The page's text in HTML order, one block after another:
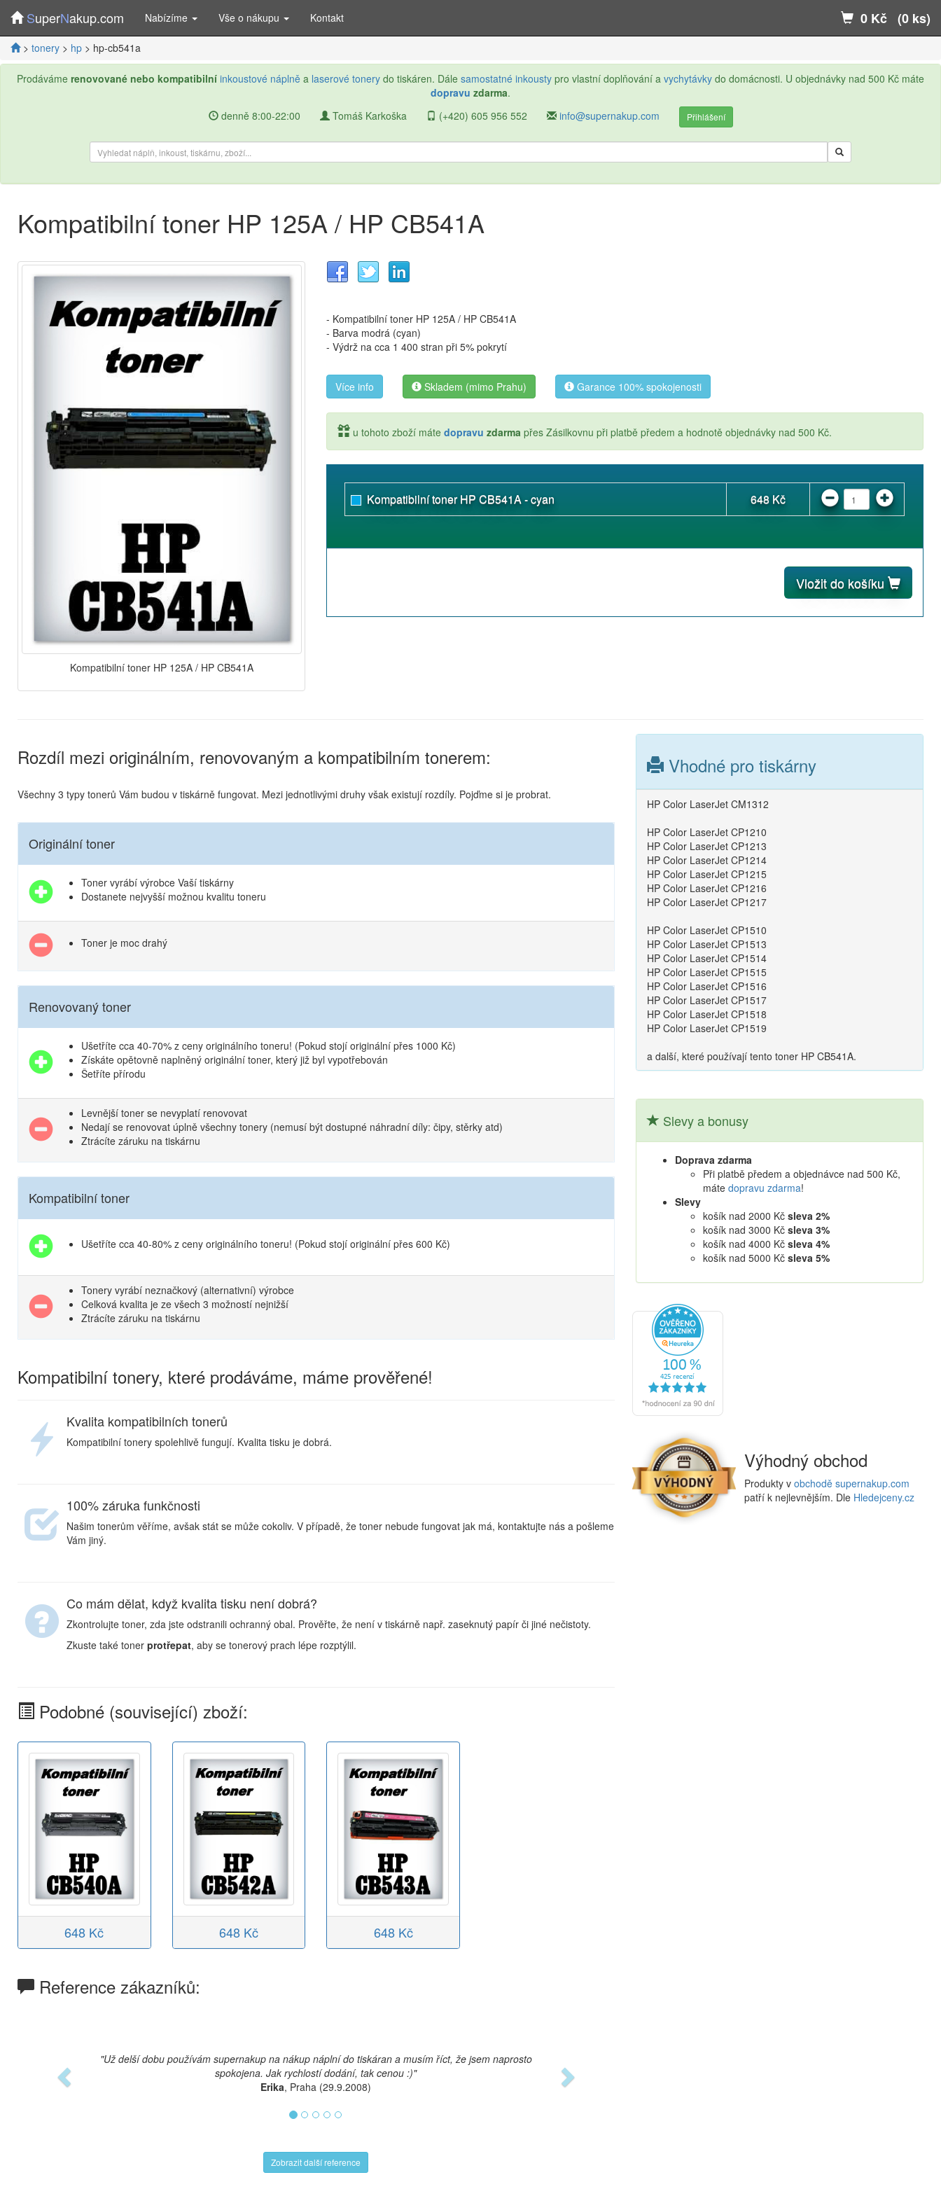
SuperNakup.com Nabízíme Vše o nákupu Kontakt 0 Kč (0 ks)
> tonery > hp > hp-cb541a
Prodáváme renovované nebo kompatibilní inkoustové náplně a laserové tonery do tiskáren. Dále samostatné inkousty pro vlastní doplňování a vychytávky do domácnosti. U objednávky nad 500 Kč máte
dopravu zdarma.
denně 8:00-22:00
Tomáš Karkoška (+420) 605 956 552 info@supernakup.com Přihlášení
Kompatibilní toner HP 125A / HP CB541A
Kompatibilní toner HP 125A / HP CB541A
- Kompatibilní toner HP 125A / HP CB541A
- Barva modrá (cyan)
- Výdrž na cca 1 400 stran při 5% pokrytí
Více info Skladem (mimo Prahu) Garance 100% spokojenosti
u tohoto zboží mátedopravu zdarma přes Zásilkovnu při platbě předem a hodnotě objednávky nad 500 Kč.
Kompatibilní toner HP CB541A - cyan 648 Kč
Vložit do košíku
Rozdíl mezi originálním, renovovaným a kompatibilním tonerem:
Všechny 3 typy tonerů Vám budou v tiskárně fungovat. Mezi jednotlivými druhy však existují rozdíly. Pojďme si je probrat.
Originální toner
Toner vyrábí výrobce Vaší tiskárny
Dostanete nejvyšší možnou kvalitu toneru
Toner je moc drahý
Renovovaný toner
Ušetříte cca 40-70% z ceny originálního toneru! (Pokud stojí originální přes 1000 Kč)
Získáte opětovně naplněný originální toner, který již byl vypotřebován
Šetříte přírodu
Levnější toner se nevyplatí renovovat
Nedají se renovovat úplně všechny tonery (nemusí být dostupné náhradní díly: čipy, stěrky atd)
Ztrácíte záruku na tiskárnu
Kompatibilní toner
Ušetříte cca 40-80% z ceny originálního toneru! (Pokud stojí originální přes 600 Kč)
Tonery vyrábí neznačkový (alternativní) výrobce
Celková kvalita je ze všech 3 možností nejnižší
Ztrácíte záruku na tiskárnu
Kompatibilní tonery, které prodáváme, máme prověřené!
Kvalita kompatibilních tonerů
Kompatibilní tonery spolehlivě fungují. Kvalita tisku je dobrá.
100% záruka funkčnosti
Našim tonerům věříme, avšak stát se může cokoliv. V případě, že toner nebude fungovat jak má, kontaktujte nás a pošleme
Vám jiný.
Co mám dělat, když kvalita tisku není dobrá?
Zkontrolujte toner, zda jste odstranili ochranný obal. Prověřte, že není v tiskárně např. zaseknutý papír či jiné nečistoty.
Zkuste také toner protřepat, aby se tonerový prach lépe rozptýlil.
Podobné (související) zboží:
648 Kč 648 Kč 648 Kč
Reference zákazníků:
"Už delší dobu používám supernakup na nákup náplní do tiskáran a musím říct, že jsem naprosto
spokojena. Jak rychlostí dodání, tak cenou :)"
Erika, Praha (29.9.2008)
Zobrazit další reference
Vhodné pro tiskárny
HP Color LaserJet CM1312
HP Color LaserJet CP1210
HP Color LaserJet CP1213
HP Color LaserJet CP1214
HP Color LaserJet CP1215
HP Color LaserJet CP1216
HP Color LaserJet CP1217
HP Color LaserJet CP1510
HP Color LaserJet CP1513
HP Color LaserJet CP1514
HP Color LaserJet CP1515
HP Color LaserJet CP1516
HP Color LaserJet CP1517
HP Color LaserJet CP1518
HP Color LaserJet CP1519
a další, které používají tento toner HP CB541A.
Slevy a bonusy
Doprava zdarma
Při platbě předem a objednávce nad 500 Kč,
máte dopravu zdarma!
Slevy
košík nad 2000 Kč sleva 2%
košík nad 3000 Kč sleva 3%
košík nad 4000 Kč sleva 4%
košík nad 5000 Kč sleva 5%
Výhodný obchod
Produkty v obchodě supernakup.com
patří k nejlevnějším. Dle Hledejceny.cz